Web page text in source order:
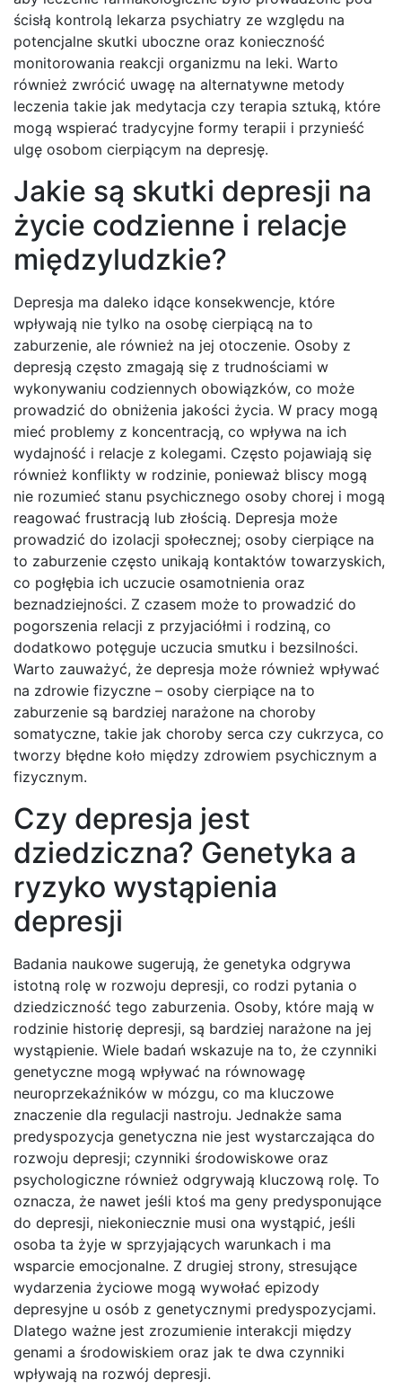
ścisłą kontrolą lekarza psychiatry ze względu na
potencjalne skutki uboczne oraz konieczność
monitorowania reakcji organizmu na leki. Warto
również zwrócić uwagę na alternatywne metody
leczenia takie jak medytacja czy terapia sztuką, które
mogą wspierać tradycyjne formy terapii i przynieść
ulgę osobom cierpiącym na depresję.
Jakie są skutki depresji na
życie codzienne i relacje
międzyludzkie?
Depresja ma daleko idące konsekwencje, które
wpływają nie tylko na osobę cierpiącą na to
zaburzenie, ale również na jej otoczenie. Osoby z
depresją często zmagają się z trudnościami w
wykonywaniu codziennych obowiązków, co może
prowadzić do obniżenia jakości życia. W pracy mogą
mieć problemy z koncentracją, co wpływa na ich
wydajność i relacje z kolegami. Często pojawiają się
również konflikty w rodzinie, ponieważ bliscy mogą
nie rozumieć stanu psychicznego osoby chorej i mogą
reagować frustracją lub złością. Depresja może
prowadzić do izolacji społecznej; osoby cierpiące na
to zaburzenie często unikają kontaktów towarzyskich,
co pogłębia ich uczucie osamotnienia oraz
beznadziejności. Z czasem może to prowadzić do
pogorszenia relacji z przyjaciółmi i rodziną, co
dodatkowo potęguje uczucia smutku i bezsilności.
Warto zauważyć, że depresja może również wpływać
na zdrowie fizyczne – osoby cierpiące na to
zaburzenie są bardziej narażone na choroby
somatyczne, takie jak choroby serca czy cukrzyca, co
tworzy błędne koło między zdrowiem psychicznym a
fizycznym.
Czy depresja jest
dziedziczna? Genetyka a
ryzyko wystąpienia
depresji
Badania naukowe sugerują, że genetyka odgrywa
istotną rolę w rozwoju depresji, co rodzi pytania o
dziedziczność tego zaburzenia. Osoby, które mają w
rodzinie historię depresji, są bardziej narażone na jej
wystąpienie. Wiele badań wskazuje na to, że czynniki
genetyczne mogą wpływać na równowagę
neuroprzekaźników w mózgu, co ma kluczowe
znaczenie dla regulacji nastroju. Jednakże sama
predyspozycja genetyczna nie jest wystarczająca do
rozwoju depresji; czynniki środowiskowe oraz
psychologiczne również odgrywają kluczową rolę. To
oznacza, że nawet jeśli ktoś ma geny predysponujące
do depresji, niekoniecznie musi ona wystąpić, jeśli
osoba ta żyje w sprzyjających warunkach i ma
wsparcie emocjonalne. Z drugiej strony, stresujące
wydarzenia życiowe mogą wywołać epizody
depresyjne u osób z genetycznymi predyspozycjami.
Dlatego ważne jest zrozumienie interakcji między
genami a środowiskiem oraz jak te dwa czynniki
wpływają na rozwój depresji.